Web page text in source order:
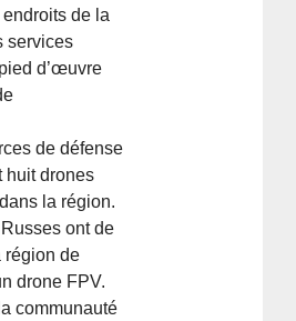
de la
services
d’œuvre
de défense
huit drones
la région.
ont de
région de
drone FPV.
communauté